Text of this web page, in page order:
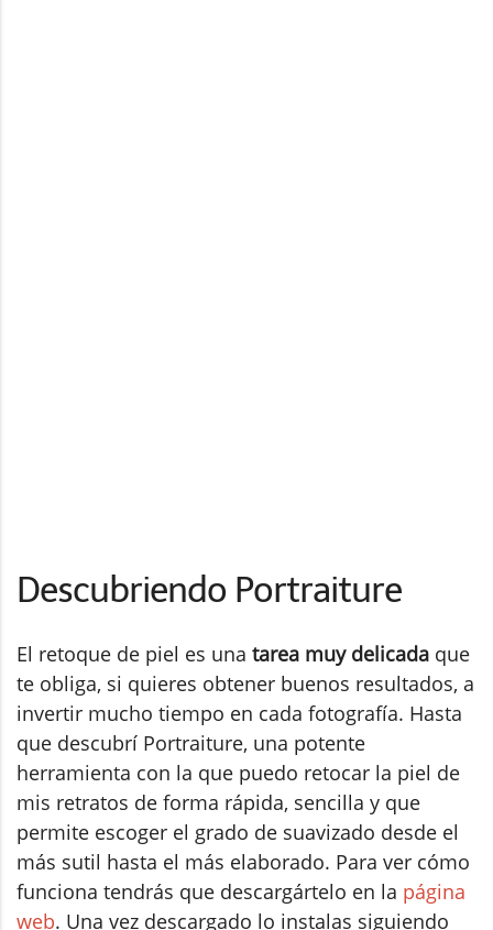
Descubriendo Portraiture
El retoque de piel es una tarea muy delicada que
te obliga, si quieres obtener buenos resultados, a
invertir mucho tiempo en cada fotografía. Hasta
que descubrí Portraiture, una potente
herramienta con la que puedo retocar la piel de
mis retratos de forma rápida, sencilla y que
permite escoger el grado de suavizado desde el
más sutil hasta el más elaborado. Para ver cómo
funciona tendrás que descargártelo en la página
web. Una vez descargado lo instalas siguiendo